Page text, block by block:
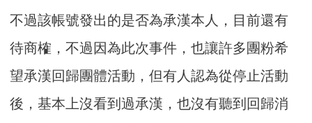
不過該帳號發出的是否為承漢本人，目前還有
待商榷，不過因為此次事件，也讓許多團粉希
望承漢回歸團體活動，但有人認為從停止活動
後，基本上沒看到過承漢，也沒有聽到回歸消